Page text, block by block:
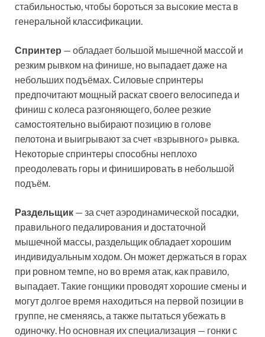
стабильностью, чтобы бороться за высокие места в
генеральной классификации.
Спринтер — обладает большой мышечной массой и
резким рывком на финише, но выпадает даже на
небольших подъёмах. Силовые спринтеры
предпочитают мощный раскат своего велосипеда и
финиш с колеса разгоняющего, более резкие
самостоятельно выбирают позицию в голове
пелотона и выигрывают за счет «взрывного» рывка.
Некоторые спринтеры способны неплохо
преодолевать горы и финишировать в небольшой
подъём.
Раздельщик — за счет аэродинамической посадки,
правильного педалирования и достаточной
мышечной массы, раздельщик обладает хорошим
индивидуальным ходом. Он может держаться в горах
при ровном темпе, но во время атак, как правило,
выпадает. Такие гонщики проводят хорошие смены и
могут долгое время находиться на первой позиции в
группе, не сменяясь, а также пытаться убежать в
одиночку. Но основная их специализация — гонки с